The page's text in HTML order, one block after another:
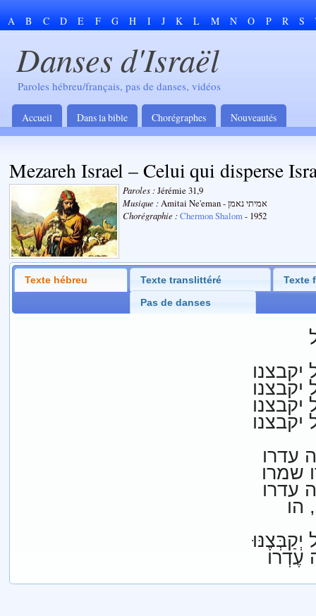
A B C D E F G H I J K L M N O P R S
Danses d'Israël
Paroles hébreu/français, pas de danses, vidéos
Accueil Dans la bible Chorégraphes Nouveautés
Mezareh Israel – Celui qui disperse
Paroles :Jérémie 31,9
Musique :
Amitai Ne'eman - אמיתי נאמן
Chorégraphie :Chermon Shalom- 1952
Texte hébreu Texte translittéré Texte
Pas de danses
יקבצנו
יקבצנו
יקבצנו
יקבצנו
עדרו
עדרו
הו
יְקַבְּצֶנּוּ
עֶדְרוֹ